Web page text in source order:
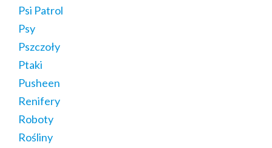
Psi Patrol
Psy
Pszczoły
Ptaki
Pusheen
Renifery
Roboty
Rośliny